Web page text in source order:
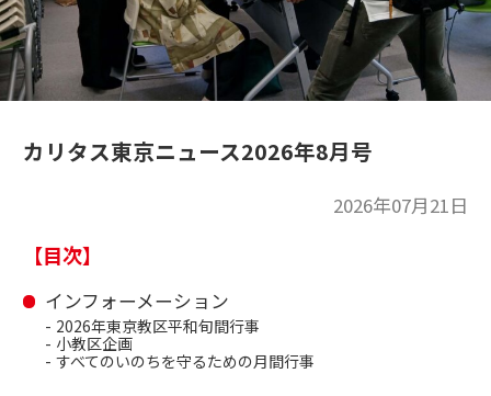
カリタス東京ニュース2026年8月号
2026年07月21日
【目次】
インフォーメーション
2026年東京教区平和旬間行事
小教区企画
すべてのいのちを守るための月間行事